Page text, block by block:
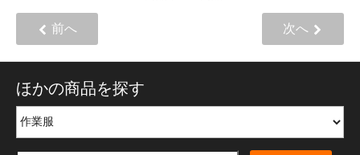
前へ 次へ
ほかの商品を探す